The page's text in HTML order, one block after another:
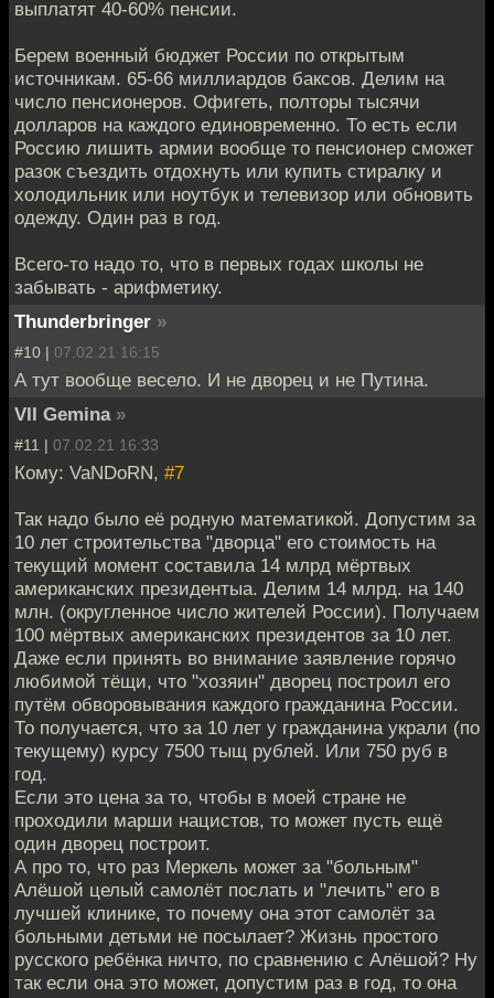
выплатят 40-60% пенсии.
Берем военный бюджет России по открытым
источникам. 65-66 миллиардов баксов. Делим на
число пенсионеров. Офигеть, полторы тысячи
долларов на каждого единовременно. То есть если
Россию лишить армии вообще то пенсионер сможет
разок съездить отдохнуть или купить стиралку и
холодильник или ноутбук и телевизор или обновить
одежду. Один раз в год.
Всего-то надо то, что в первых годах школы не
забывать - арифметику.
Thunderbringer »
#10 | 07.02.21 16:15
А тут вообще весело. И не дворец и не Путина.
VII Gemina »
#11 | 07.02.21 16:33
Кому: VaNDoRN, #7
Так надо было её родную математикой. Допустим за
10 лет строительства "дворца" его стоимость на
текущий момент составила 14 млрд мёртвых
американских президентыа. Делим 14 млрд. на 140
млн. (округленное число жителей России). Получаем
100 мёртвых американских президентов за 10 лет.
Даже если принять во внимание заявление горячо
любимой тёщи, что "хозяин" дворец построил его
путём обворовывания каждого гражданина России.
То получается, что за 10 лет у гражданина украли (по
текущему) курсу 7500 тыщ рублей. Или 750 руб в
год.
Если это цена за то, чтобы в моей стране не
проходили марши нацистов, то может пусть ещё
один дворец построит.
А про то, что раз Меркель может за "больным"
Алёшой целый самолёт послать и "лечить" его в
лучшей клинике, то почему она этот самолёт за
больными детьми не посылает? Жизнь простого
русского ребёнка ничто, по сравнению с Алёшой? Ну
так если она это может, допустим раз в год, то она